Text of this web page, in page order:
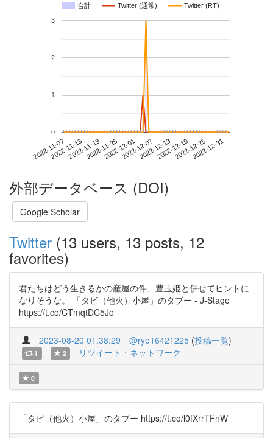
合計 Twitter (通常) Twitter (RT)
2022-11-072022-11-132022-11-192022-11-252022-12-012022-12-072022-12-132022-12-192022-12-252022-12-31
0
1
2
3
外部データベース (DOI)
Google Scholar
Twitter (13 users, 13 posts, 12
favorites)
君たちはどう生きるかの産屋の件、豊玉姫と併せてヒントに
なりそうな。 「タビ（他火）小屋」のタブー - J-Stage
https://t.co/CTmqtDC5Jo
2023-08-20 01:38:29 @ryo16421225 (投稿一覧)
1 2 リツイート・ネットワーク
0
「タビ（他火）小屋」のタブー https://t.co/l0fXrrTFnW